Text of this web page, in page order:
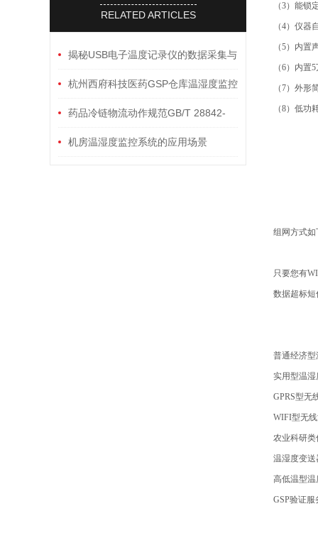
RELATED ARTICLES
揭秘USB电子温度记录仪的数据采集与
分析杭州西府科技医药GSP仓库温湿度监控
系统管理主机使用说明书
药品冷链物流动作规范GB/T 28842-
2012国家标准
机房温湿度监控系统的应用场景
（3）能锁
（4）仪
（5）内置
（6）内
（7）外
（8）低
组网方式如
只要您有
数据超标
普通经济
实用型温湿
GPRS型无
WIFI型无
农业科研类
温湿度变送
高低温型温
GSP验证服